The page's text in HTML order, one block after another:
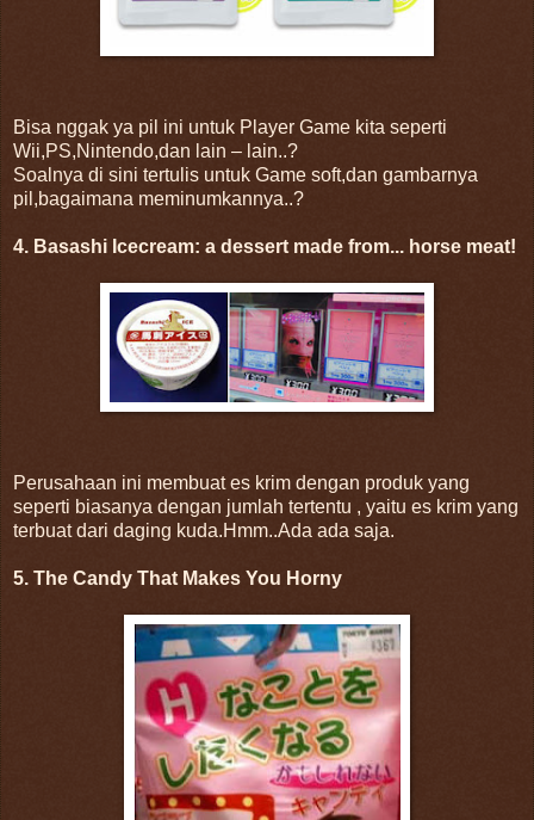
Bisa nggak ya pil ini untuk Player Game kita seperti
Wii,PS,Nintendo,dan lain – lain..?
Soalnya di sini tertulis untuk Game soft,dan gambarnya
pil,bagaimana meminumkannya..?
4. Basashi Icecream: a dessert made from... horse meat!
Perusahaan ini membuat es krim dengan produk yang
seperti biasanya dengan jumlah tertentu , yaitu es krim yang
terbuat dari daging kuda.Hmm..Ada ada saja.
5. The Candy That Makes You Horny